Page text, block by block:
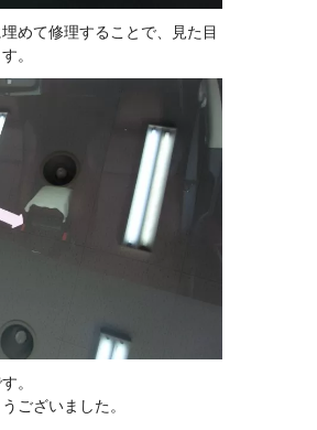
めて修理することで、見た目
。
。
ございました。